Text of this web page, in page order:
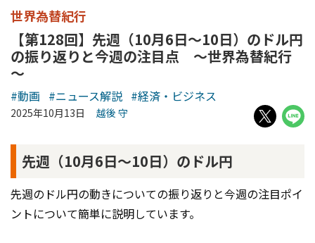
世界為替紀行
【第128回】先週（10月6日～10日）のドル円
の振り返りと今週の注目点 ～世界為替紀行
～
#動画 #ニュース解説 #経済・ビジネス
2025年10月13日 越後 守
先週（10月6日～10日）のドル円
先週のドル円の動きについての振り返りと今週の注目ポイ
ントについて簡単に説明しています。